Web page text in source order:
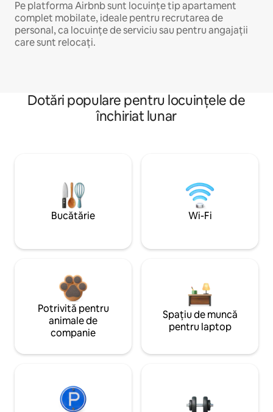
Pe platforma Airbnb sunt locuințe tip apartament
complet mobilate, ideale pentru recrutarea de
personal, ca locuințe de serviciu sau pentru angajații
care sunt relocați.
Dotări populare pentru locuințele de
închiriat lunar
Bucătărie Wi-Fi
Potrivită pentru
animale de
companie
Spațiu de muncă
pentru laptop